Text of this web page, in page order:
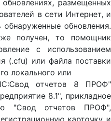
размещенных
в сети Интернет, и
обнаруженные обновления.
получен, то помощник
с использованием
(.cfu) или файла поставки
локального или
отчетов 8 ПРОФ"
8.1", прикладное
"Свод отчетов ПРОФ",